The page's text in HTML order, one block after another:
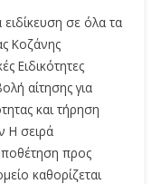
ειδίκευση σε όλα τα
Κοζάνης
Ειδικότητες
αίτησης για
και τήρηση
Η σειρά
προς
καθορίζεται